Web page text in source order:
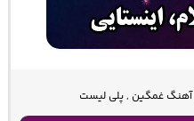
آهنگ غمگین , پلی لیست